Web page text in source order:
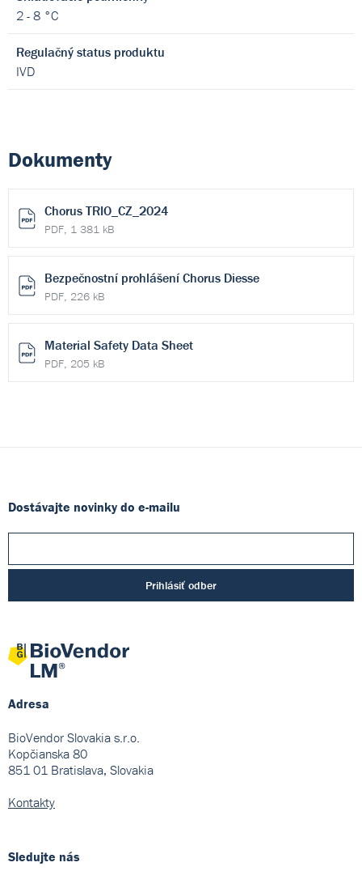
2 - 8 °C
Regulačný status produktu
IVD
Dokumenty
Chorus TRIO_CZ_2024
PDF, 1 381 kB
Bezpečnostní prohlášení Chorus Diesse
PDF, 226 kB
Material Safety Data Sheet
PDF, 205 kB
Dostávajte novinky do e-mailu
Prihlásiť odber
Adresa
BioVendor Slovakia s.r.o.
Kopčianska 80
851 01 Bratislava, Slovakia
Kontakty
Sledujte nás